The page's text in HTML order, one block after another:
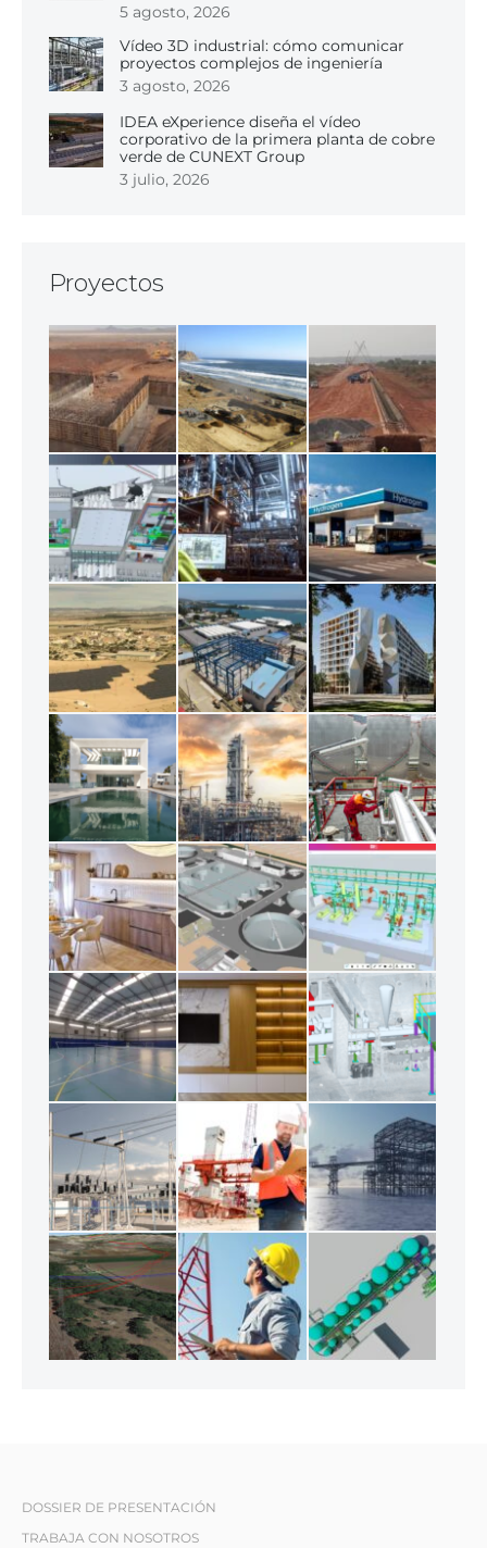
5 agosto, 2026
Vídeo 3D industrial: cómo comunicar
proyectos complejos de ingeniería
3 agosto, 2026
IDEA eXperience diseña el vídeo
corporativo de la primera planta de cobre
verde de CUNEXT Group
3 julio, 2026
Proyectos
DOSSIER DE PRESENTACIÓN
TRABAJA CON NOSOTROS